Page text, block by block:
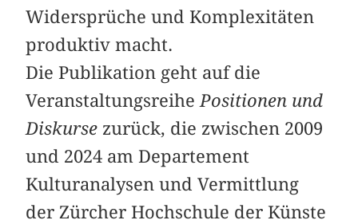
Widersprüche und Komplexitäten
produktiv macht.
Die Publikation geht auf die
Veranstaltungsreihe Positionen und
Diskurse zurück, die zwischen 2009
und 2024 am Departement
Kulturanalysen und Vermittlung
der Zürcher Hochschule der Künste